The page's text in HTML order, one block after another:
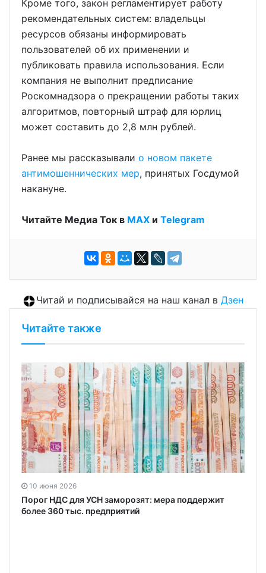
Кроме того, закон регламентирует работу
рекомендательных систем: владельцы
ресурсов обязаны информировать
пользователей об их применении и
публиковать правила использования. Если
компания не выполнит предписание
Роскомнадзора о прекращении работы таких
алгоритмов, повторный штраф для юрлиц
может составить до 2,8 млн рублей.
Ранее мы рассказывали о новом пакете
антимошеннических мер, принятых Госдумой
накануне.
Читайте Медиа Ток в МАХ и Telegram
Читай и подписывайся на наш канал в Дзен
Читайте также
10 июня 2026
Порог НДС для УСН заморозят: мера поддержит
более 360 тыс. предприятий